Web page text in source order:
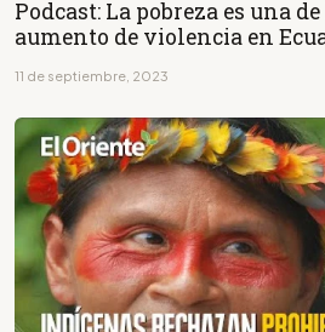
Podcast: La pobreza es una
aumento de violencia en
11 de septiembre, 2023